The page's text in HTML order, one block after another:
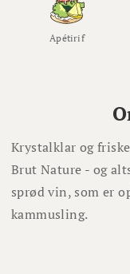
Apétirif
Krystalklar og
Brut Nature - og
sprød vin, som er
kammusling.